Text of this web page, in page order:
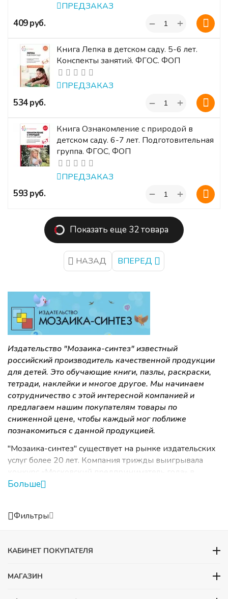
Издательство "Мозаика-синтез" известный
российский производитель качественной продукции
для детей. Это обучающие книги, пазлы, раскраски,
тетради, наклейки и многое другое. Мы начинаем
сотрудничество с этой интересной компанией и
предлагаем нашим покупателям товары по
сниженной цене, чтобы каждый мог поближе
познакомиться с данной продукцией.
"Мозаика-синтез" существует на рынке издательских
услуг более 20 лет. Компания трижды выигрывала
конкурс «Московский предприниматель года» в
номинации «Издательская деятельность,
рождения до 7 лет. Среди методических пособий
пособие включает в себя готовые занятия для детей,
так и дома, при самостоятельной работе с ребенком.
Больше
ПРЕДЗАКАЗ
‍409‍руб. +
−
Книга Лепка в детском саду. 5-6 лет.
Конспекты занятий. ФГОС. ФОП
ПРЕДЗАКАЗ
‍534‍руб. +
−
Книга Ознакомление с природой в
детском саду. 6-7 лет. Подготовительная
группа. ФГОС, ФОП
ПРЕДЗАКАЗ
‍593‍руб. +
−
Показать еще 32 товара
НАЗАД ВПЕРЕД
Фильтры
КАБИНЕТ ПОКУПАТЕЛЯ
МАГАЗИН